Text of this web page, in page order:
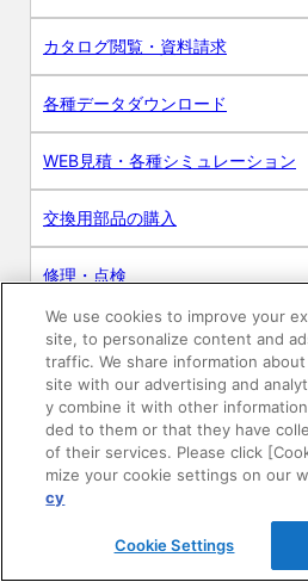
カタログ閲覧・資料請求
各種データダウンロード
WEB見積・各種シミュレーション
交換用部品の購入
修理・点検
お問い合わせ
ログイン
建築・設計関係者様向けサイト
ユーザー登録サービス
WEB見積システム
We use cookies to improve your
site, to personalize content and
traffic. We share information
site with our advertising and
y combine it with other
ded to them or that they have
of their services. Please click
mize your cookie settings on our
cy
Cookie Settings